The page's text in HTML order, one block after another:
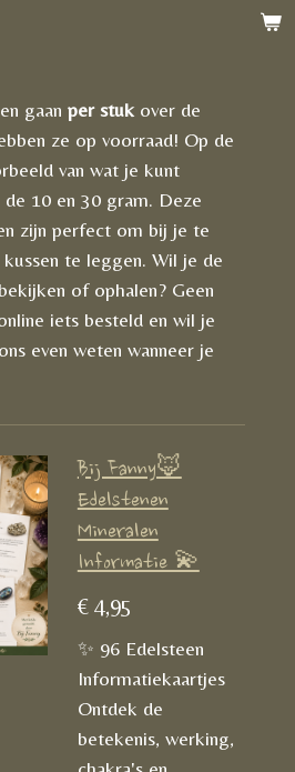
gaan per stukover de
ze op voorraad! Op de
van wat je kunt
de 10 en 30 gram. Deze
zijn perfect om bij je te
te leggen. Wil je de
of ophalen? Geen
iets besteld en wil je
even weten wanneer je
Bij Fanny🦊
Edelstenen
Mineralen
Informatie 💫
€ 4,95
✨ 96 Edelsteen
Informatiekaartjes
Ontdek de
betekenis, werking,